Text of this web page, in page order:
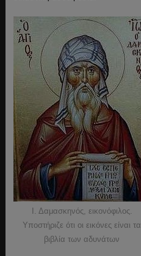
Ι. Δαμασκηνός, εικονόφιλος.
Υποστήριζε ότι οι εικόνες είναι τα
βιβλία των αδυνάτων